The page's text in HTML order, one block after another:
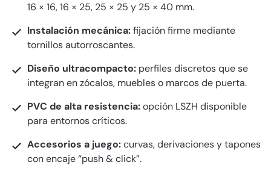
16 × 16, 16 × 25, 25 × 25 y 25 × 40 mm.
Instalación mecánica:fijación firme mediante
tornillos autorroscantes.
Diseño ultracompacto: perfiles discretos que se
integran en zócalos, muebles o marcos de puerta.
PVC de alta resistencia:opción LSZH disponible
para entornos críticos.
Accesorios a juego:curvas, derivaciones y tapones
con encaje “push & click”.